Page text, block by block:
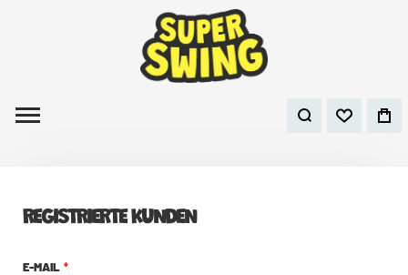
REGISTRIERTE KUNDEN
E-MAIL